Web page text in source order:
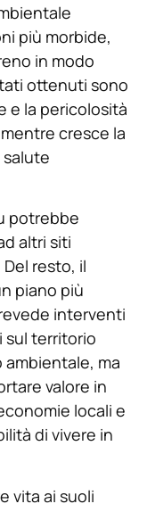
più morbide,
in modo
ottenuti sono
e la pericolosità
cresce la
potrebbe
altri siti
resto, il
piano più
interventi
sul territorio
ambientale, ma
valore in
locali e
di vivere in
vita ai suoli